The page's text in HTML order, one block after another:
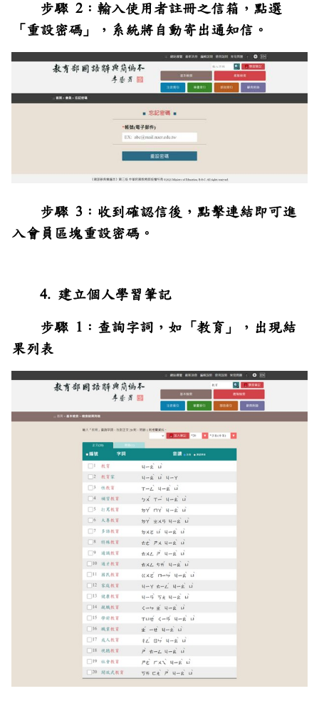
步驟 2：輸入使用者註冊之信箱，點選
「重設密碼」，系統將自動寄出通知信。
步驟 3：收到確認信後，點擊連結即可進
入會員區塊重設密碼。
4. 建立個人學習筆記
步驟 1：查詢字詞，如「教育」，出現結
果列表